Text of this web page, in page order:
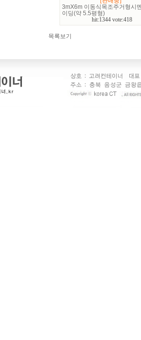
3mX6m 이동식목조주거형시
이딩(약 5.5평형)
hit:1344 vote:418
목록보기